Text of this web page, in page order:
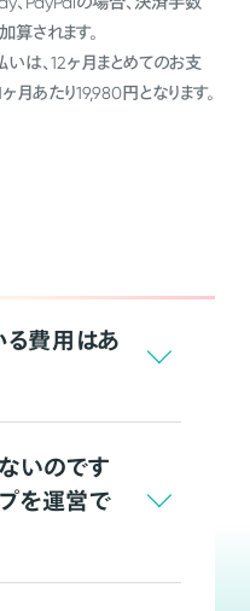
されます。
は、12ヶ月まとめてのお支
月あたり19,980円となります。
費用はあ
いのです
プを運営で